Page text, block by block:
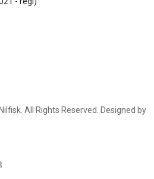
All Rights Reserved. Designed by